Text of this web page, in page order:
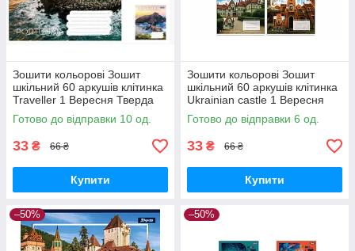
Зошити кольорові Зошит
шкільний 60 аркушів клітинка
Traveller 1 Вересня Тверда
обкладинка
Готово до відправки 10 од.
33 ₴ 66 ₴
Купити
Зошити кольорові Зошит
шкільний 60 аркушів клітинка
Ukrainian castle 1 Вересня
Тверда обкладинка
Готово до відправки 6 од.
33 ₴ 66 ₴
Купити
–50% –50%